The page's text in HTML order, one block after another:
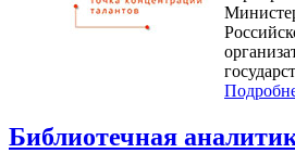
Библиотечная